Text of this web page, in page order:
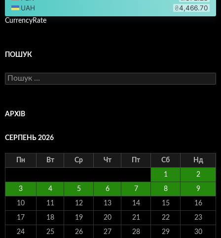
CurrencyRate
ПОШУК
Пошук:
АРХІВ
СЕРПЕНЬ 2026
Пн Вт Ср Чт Пт Сб Нд
1 2
3 4 5 6 7 8 9
10 11 12 13 14 15 16
17 18 19 20 21 22 23
24 25 26 27 28 29 30